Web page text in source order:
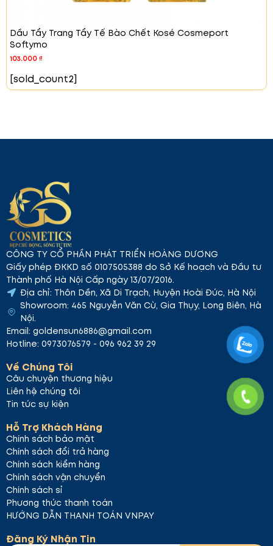
Dầu Tẩy Trang Tẩy Tế Bào Chết Kosé Cosmeport
Softymo
103.000₫
[sold_count2]
CÔNG TY CỔ PHẦN PHÁT TRIỂN HOÀNG DƯƠNG
Giấy phép ĐKKD số 0107505388 do Sở Kế hoạch và Đầu tư
Thành phố Hà Nội Cấp ngày 13/07/2016.
Địa chỉ: Thôn Dền, Xã Di Trạch, Huyện Hoài Đức, Hà Nội
Showroom: 465 Nguyễn Văn Cừ, Gia Thụy, Long Biên, Hà
Nội.
Email: goldensun6886@gmail.com
Hotline: 0973076579 - 096 962 39 29
Về Chúng Tôi
Câu chuyện thương hiệu
Liên hệ chúng tôi
Tin tức sự kiện
Hỗ Trợ Khách Hàng
Chính sách bảo mật
Chính sách đổi trả hàng
Chính sách kiểm hàng
Chính sách vận chuyển
Chính sách sỉ
Phương thức thanh toán
HƯỚNG DẪN THANH TOÁN VNPAY
Đăng Ký Nhận Tin